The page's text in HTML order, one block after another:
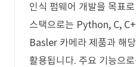
인식 펌웨어 개발을 목표
스택으로는 Python, C,
Basler 카메라 제품과 해
활용됩니다. 주요 기능으